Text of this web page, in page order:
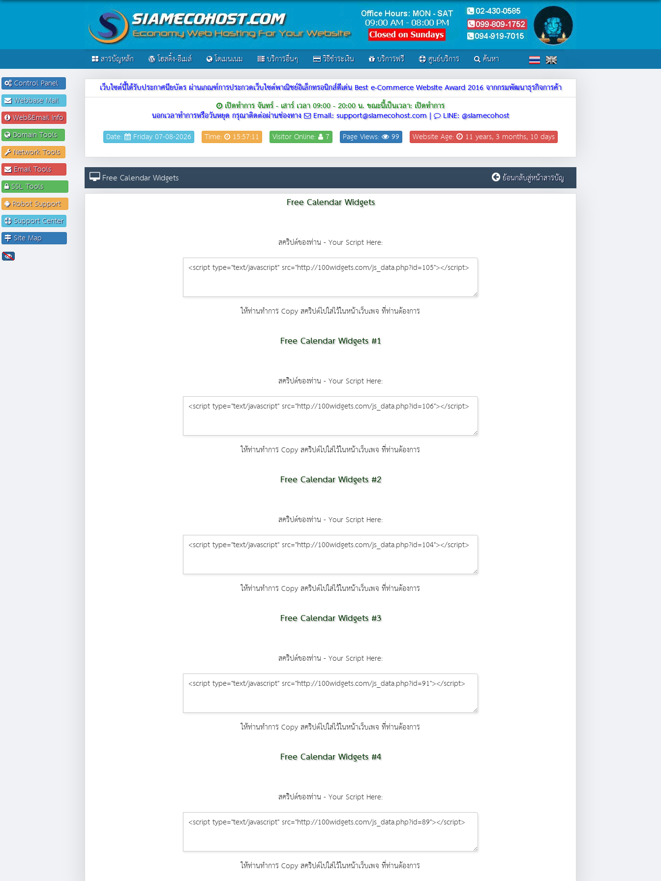
สารบัญหลัก โฮสติ้ง-อีเมล์ โดเมนเนม บริการอื่นๆ วิธีชำระเงิน บริการฟรี ศูนย์บริการ ค้นหา
เว็บไซต์นี้ได้รับประกาศนียบัตร ผ่านเกณฑ์การประกวดเว็บไซต์พาณิชย์อิเล็กทรอนิกส์ดีเด่น Best e-Commerce Website Award 2016 จากกรมพัฒนาธุรกิจการค้า
เปิดทำการ จันทร์ - เสาร์ เวลา 09:00 - 20:00 น.ขณะนี้เป็นเวลา: เปิดทำการ
นอกเวลาทำการหรือวันหยุด กรุณาติดต่อผ่านช่องทาง Email: support@siamecohost.com | LINE: @siamecohost
Date: Friday 07-08-2026 Time: 15:57:11 Visitor Online: 7 Page Views: 99 Website Age: 11 years, 3 months, 10 days
Free Calendar Widgets ย้อนกลับสู่หน้าสารบัญ
Free Calendar Widgets
สคริปต์ของท่าน - Your Script Here:
ให้ท่านทำการ Copy สคริปต์ไปใส่ไว้ในหน้าเว็บเพจ ที่ท่านต้องการ
Free Calendar Widgets #1
สคริปต์ของท่าน - Your Script Here:
ให้ท่านทำการ Copy สคริปต์ไปใส่ไว้ในหน้าเว็บเพจ ที่ท่านต้องการ
Free Calendar Widgets #2
สคริปต์ของท่าน - Your Script Here:
ให้ท่านทำการ Copy สคริปต์ไปใส่ไว้ในหน้าเว็บเพจ ที่ท่านต้องการ
Free Calendar Widgets #3
สคริปต์ของท่าน - Your Script Here:
ให้ท่านทำการ Copy สคริปต์ไปใส่ไว้ในหน้าเว็บเพจ ที่ท่านต้องการ
Free Calendar Widgets #4
สคริปต์ของท่าน - Your Script Here:
ให้ท่านทำการ Copy สคริปต์ไปใส่ไว้ในหน้าเว็บเพจ ที่ท่านต้องการ
Control Panel
Webbase Mail
Web&Email Info
Domain Tools
Network Tools
Email Tools
SSL Tools
Robot Support
Support Center
Site Map